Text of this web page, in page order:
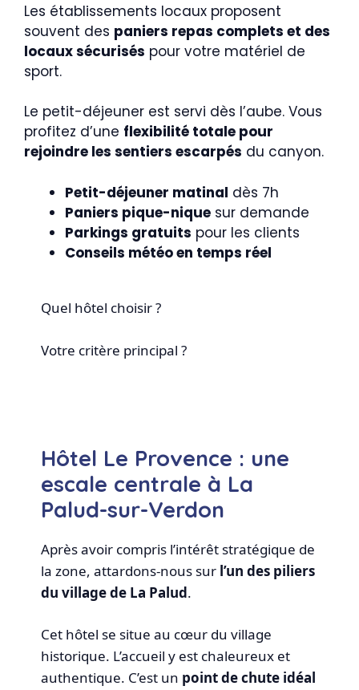
Les établissements locaux proposent
souvent des paniers repas complets et des
locaux sécurisés pour votre matériel de
sport.
Le petit-déjeuner est servi dès l’aube. Vous
profitez d’une flexibilité totale pour
rejoindre les sentiers escarpés du canyon.
Petit-déjeuner matinal dès 7h
Paniers pique-nique sur demande
Parkings gratuits pour les clients
Conseils météo en temps réel
Quel hôtel choisir ?
Votre critère principal ?
Hôtel Le Provence : une
escale centrale à La
Palud-sur-Verdon
Après avoir compris l’intérêt stratégique de
la zone, attardons-nous sur l’un des piliers
du village de La Palud.
Cet hôtel se situe au cœur du village
historique. L’accueil y est chaleureux et
authentique. C’est un point de chute idéal